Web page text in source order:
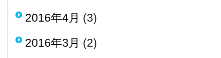
2016年4月 (3)
2016年3月 (2)